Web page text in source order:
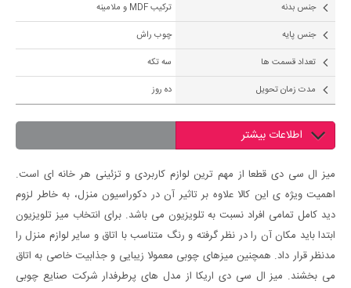
جنس بدنه
ترکیب MDF و ملامینه
جنس پایه
چوب راش
تعداد قسمت ها
سه تکه
مدت زمان تحویل
ده روز
اطلاعات بیشتر
میز ال سی دی قطعا از مهم ترین لوازم کاربردی و تزئینی هر خانه ای است.
اهمیت ویژه ی این کالا علاوه بر تاثیر آن در دکوراسیون منزل، به خاطر لزوم
دید کامل تمامی افراد نسبت به تلویزیون می باشد. برای انتخاب میز تلویزیون
ابتدا باید مکان آن را در نظر گرفته و رنگ متناسب با اتاق و سایر لوازم منزل را
مدنظر قرار داد. همچنین میزهای چوبی معمولا زیبایی و جذابیت خاصی به اتاق
می بخشند. میز ال سی دی اریکا از مدل های پرطرفدار شرکت صنایع چوبی